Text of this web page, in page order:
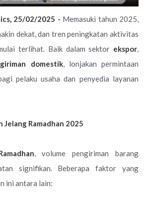
25/02/2025 - Memasuki tahun 2025,
dekat, dan tren peningkatan aktivitas
terlihat. Baik dalam sektor ekspor,
domestik, lonjakan permintaan
pelaku usaha dan penyedia layanan
Jelang Ramadhan 2025
, volume pengiriman barang
signifikan. Beberapa faktor yang
ini antara lain: